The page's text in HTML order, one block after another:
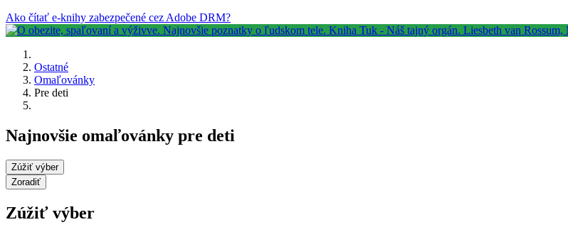
Ako čítať e-knihy zabezpečené cez Adobe DRM?
Ostatné
Omaľovánky
Pre deti
Najnovšie omaľovánky pre deti
Zúžiť výber
Zoradiť
Zúžiť výber